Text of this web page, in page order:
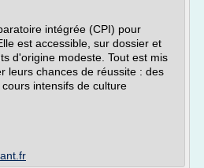
intégrée (CPI) pour
est accessible, sur dossier et
d'origine modeste. Tout est mis
leurs chances de réussite : des
intensifs de culture